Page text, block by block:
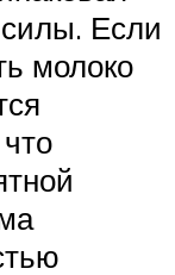
Если
молоко